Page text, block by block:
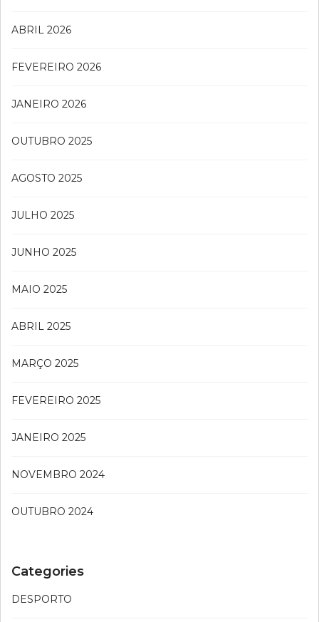
ABRIL 2026
FEVEREIRO 2026
JANEIRO 2026
OUTUBRO 2025
AGOSTO 2025
JULHO 2025
JUNHO 2025
MAIO 2025
ABRIL 2025
MARÇO 2025
FEVEREIRO 2025
JANEIRO 2025
NOVEMBRO 2024
OUTUBRO 2024
Categories
DESPORTO